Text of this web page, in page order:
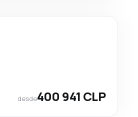
desde400 941 CLP